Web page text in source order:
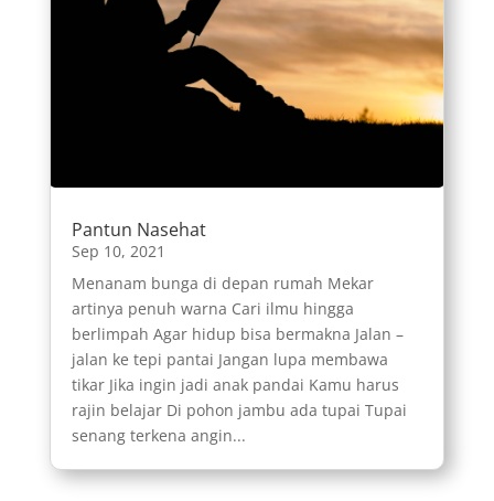
Pantun Nasehat
Sep 10, 2021
Menanam bunga di depan rumah Mekar
artinya penuh warna Cari ilmu hingga
berlimpah Agar hidup bisa bermakna Jalan –
jalan ke tepi pantai Jangan lupa membawa
tikar Jika ingin jadi anak pandai Kamu harus
rajin belajar Di pohon jambu ada tupai Tupai
senang terkena angin...